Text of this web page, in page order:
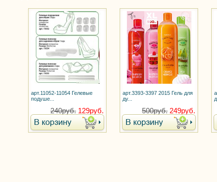
арт.11052-11054 Гелевые
подуше...
240руб. 129руб.
арт.3393-3397 2015 Гель для
ду...
500руб. 249руб.